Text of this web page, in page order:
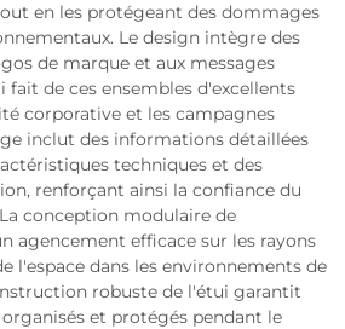
en les protégeant des dommages
Le design intègre des
de marque et aux messages
fait de ces ensembles d'excellents
corporative et les campagnes
inclut des informations détaillées
techniques et des
renforçant ainsi la confiance du
conception modulaire de
agencement efficace sur les rayons
l'espace dans les environnements de
robuste de l'étui garantit
et protégés pendant le